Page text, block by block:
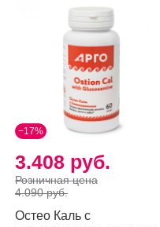
−17%
3.408 руб.
Розничная цена
4.090 руб.
Остео Каль с